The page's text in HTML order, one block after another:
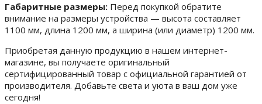
Габаритные размеры: Перед покупкой обратите
внимание на размеры устройства — высота составляет
1100 мм, длина 1200 мм, а ширина (или диаметр) 1200 мм.
Приобретая данную продукцию в нашем интернет-
магазине, вы получаете оригинальный
сертифицированный товар с официальной гарантией от
производителя. Добавьте света и уюта в ваш дом уже
сегодня!